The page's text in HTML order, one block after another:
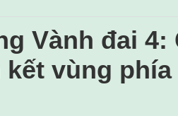
Vành đai 4:
vùng phía